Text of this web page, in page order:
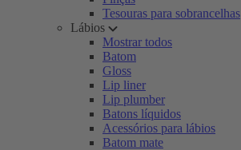
Tesouras para sobrancelhas
Lábios
Mostrar todos
Batom
Gloss
Lip liner
Lip plumber
Batons líquidos
Acessórios para lábios
Batom mate